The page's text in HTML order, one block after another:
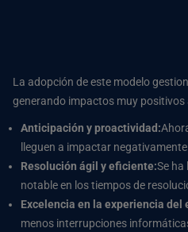
La adopción de este modelo
generando impactos muy positivos
Anticipación y proactividad:
lleguen a impactar
Resolución ágil y eficiente:Se
notable en los tiempos de
Excelencia en la experiencia del
menos interrupciones